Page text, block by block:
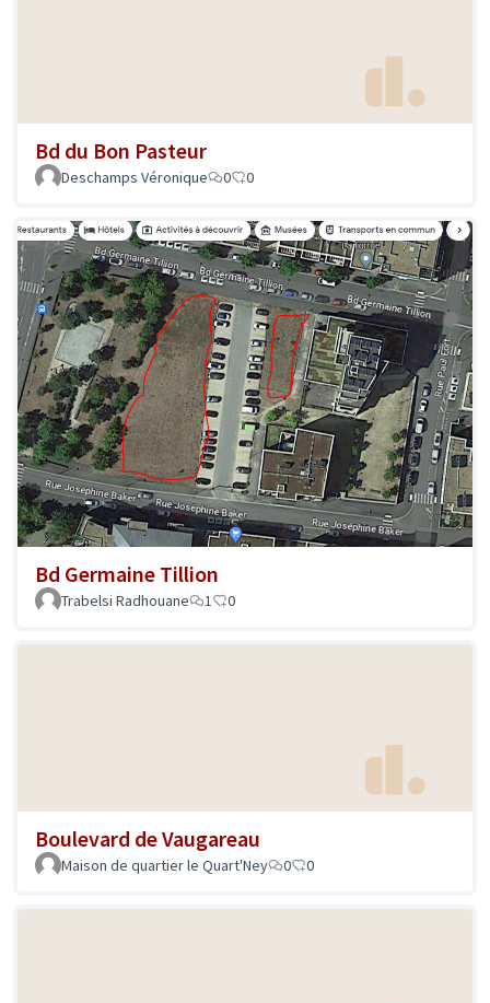
Bd du Bon Pasteur
Deschamps Véronique 0 0
Bd Germaine Tillion
Trabelsi Radhouane 1 0
Boulevard de Vaugareau
Maison de quartier le Quart'Ney 0 0